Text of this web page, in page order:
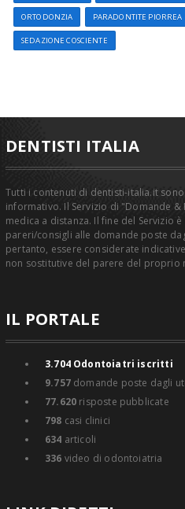
ORTODONZIA PARADONTITE PIORREA
SEDAZIONE COSCIENTE
DENTISTI ITALIA
Tutti i contenuti di dentisti-italia.it
informativo. Il Servizio di "Domande
medica a distanza. Il fine del Servizio
pareri/consigli alle domande poste
pertanto, essere considerate
non sostitutive del parere del proprio
IL PORTALE
3.704Odontoiatri iscritti
9.757domande poste dagli
77.620 risposte pubblicate
798 casi clinici
634 articoli
336 video di odontoiatria